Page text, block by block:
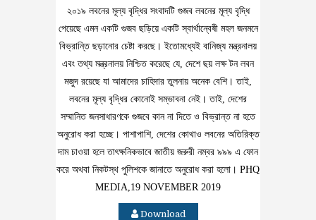
২০১৯ লবনের মূল্য বৃদ্ধির সংবাদটি গুজব লবনের মূল্য বৃদ্ধি
পেয়েছে এমন একটি গুজব ছড়িয়ে একটি স্বার্থান্বেষী মহল জনমনে
বিভ্রান্তি ছড়ানোর চেষ্টা করছে। ইতোমধ্যেই বানিজ্য মন্ত্রনালয়
এবং তথ্য মন্ত্রনালয় নিশ্চিত করেছে যে, দেশে ছয় লক্ষ টন লবন
মজুদ রয়েছে যা আমাদের চাহিদার তুলনায় অনেক বেশি। তাই,
লবনের মূল্য বৃদ্ধির কোনোই সম্ভাবনা নেই। তাই, দেশের
সম্মানিত জনসাধারণকে গুজবে কান না দিতে ও বিভ্রান্ত না হতে
অনুরোধ করা হচ্ছে। পাশাপাশি, দেশের কোথাও লবনের অতিরিক্ত
দাম চাওয়া হলে তাৎক্ষনিকভাবে জাতীয় জরুরী নম্বর ৯৯৯ এ ফোন
করে অথবা নিকটস্থ পুলিশকে জানাতে অনুরোধ করা হলো। PHQ
MEDIA,19 NOVEMBER 2019
Download